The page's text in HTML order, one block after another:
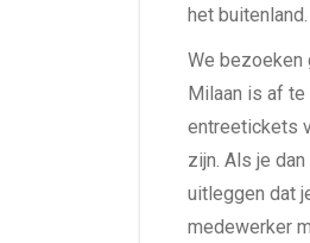
het buitenland.
We bezoeken
Milaan is af te
entreetickets
zijn. Als je
uitleggen dat
medewerker